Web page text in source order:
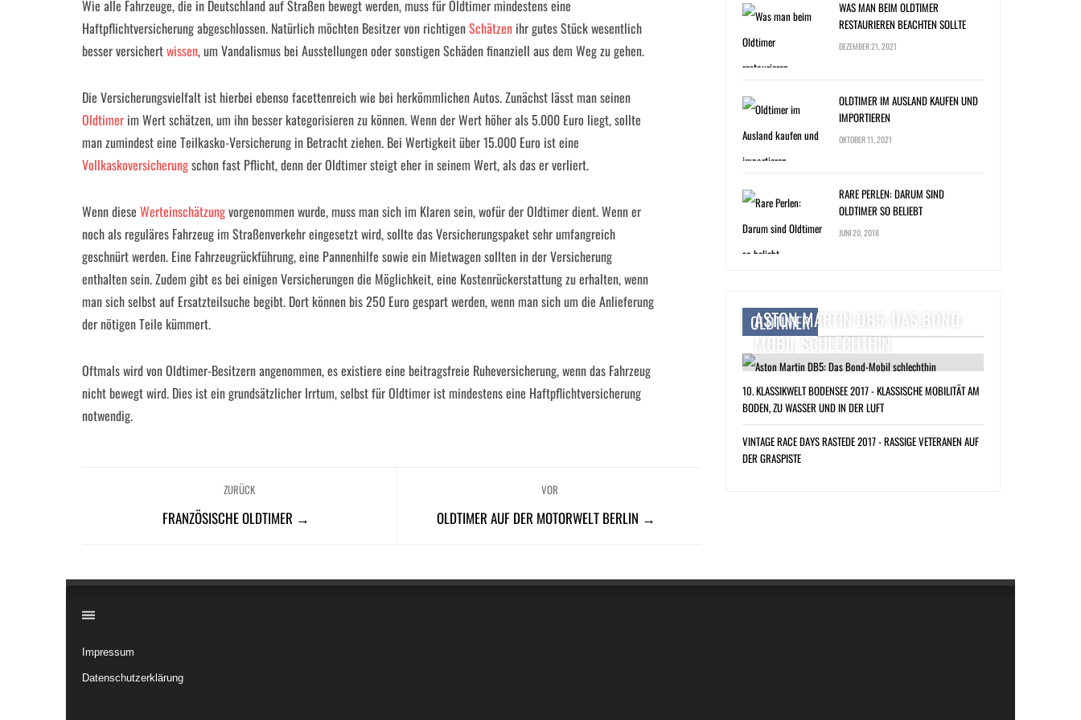
Wie alle Fahrzeuge, die in Deutschland auf Straßen bewegt werden, muss für Oldtimer mindestens eine
Haftpflichtversicherung abgeschlossen. Natürlich möchten Besitzer von richtigenSchätzen ihr gutes Stück wesentlich
besser versichertwissen, um Vandalismus bei Ausstellungen oder sonstigen Schäden finanziell aus dem Weg zu gehen.
Die Versicherungsvielfalt ist hierbei ebenso facettenreich wie bei herkömmlichen Autos. Zunächst lässt man seinen
Oldtimer im Wert schätzen, um ihn besser kategorisieren zu können. Wenn der Wert höher als 5.000 Euro liegt, sollte
man zumindest eine Teilkasko-Versicherung in Betracht ziehen. Bei Wertigkeit über 15.000 Euro ist eine
Vollkaskoversicherungschon fast Pflicht, denn der Oldtimer steigt eher in seinem Wert, als das er verliert.
Wenn diese Werteinschätzungvorgenommen wurde, muss man sich im Klaren sein, wofür der Oldtimer dient. Wenn er
noch als reguläres Fahrzeug im Straßenverkehr eingesetzt wird, sollte das Versicherungspaket sehr umfangreich
geschnürt werden. Eine Fahrzeugrückführung, eine Pannenhilfe sowie ein Mietwagen sollten in der Versicherung
enthalten sein. Zudem gibt es bei einigen Versicherungen die Möglichkeit, eine Kostenrückerstattung zu erhalten, wenn
man sich selbst auf Ersatzteilsuche begibt. Dort können bis 250 Euro gespart werden, wenn man sich um die Anlieferung
der nötigen Teile kümmert.
Oftmals wird von Oldtimer-Besitzern angenommen, es existiere eine beitragsfreie Ruheversicherung, wenn das Fahrzeug
nicht bewegt wird. Dies ist ein grundsätzlicher Irrtum, selbst für Oldtimer ist mindestens eine Haftpflichtversicherung
notwendig.
ZURÜCK
FRANZÖSISCHE OLDTIMER →
VOR
OLDTIMER AUF DER MOTORWELT BERLIN →
WAS MAN BEIM OLDTIMER
RESTAURIEREN BEACHTEN SOLLTE
DEZEMBER 21, 2021
OLDTIMER IM AUSLAND KAUFEN UND
IMPORTIEREN
OKTOBER 11, 2021
RARE PERLEN: DARUM SIND
OLDTIMER SO BELIEBT
JUNI 20, 2018
OLDTIMER
ASTON MARTIN DB5: DAS BOND-
MOBIL SCHLECHTHIN
10. KLASSIKWELT BODENSEE 2017 - KLASSISCHE MOBILITÄT AM
BODEN, ZU WASSER UND IN DER LUFT
VINTAGE RACE DAYS RASTEDE 2017 - RASSIGE VETERANEN AUF
DER GRASPISTE
Impressum
Datenschutzerklärung